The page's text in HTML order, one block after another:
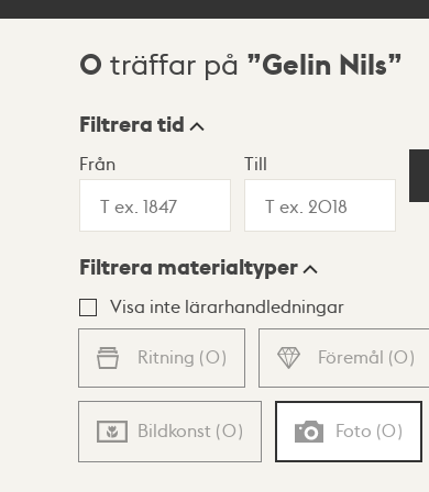
Sökresultat
0 träffar på Gelin Nils
Visningsläge
Lista Karta
Filtrera tid
Från Till
Filtrera materialtyper
Visa inte lärarhandledningar
Ritning (0) Föremål (0)
Bildkonst (0) Foto (0)